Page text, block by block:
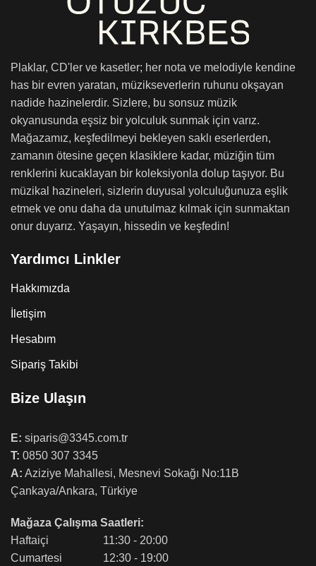
Plaklar, CD'ler ve kasetler; her nota ve melodiyle kendine
has bir evren yaratan, müzikseverlerin ruhunu okşayan
nadide hazinelerdir. Sizlere, bu sonsuz müzik
okyanusunda eşsiz bir yolculuk sunmak için varız.
Mağazamız, keşfedilmeyi bekleyen saklı eserlerden,
zamanın ötesine geçen klasiklere kadar, müziğin tüm
renklerini kucaklayan bir koleksiyonla dolup taşıyor. Bu
müzikal hazineleri, sizlerin duyusal yolculuğunuza eşlik
etmek ve onu daha da unutulmaz kılmak için sunmaktan
onur duyarız. Yaşayın, hissedin ve keşfedin!
Yardımcı Linkler
Hakkımızda
İletişim
Hesabım
Sipariş Takibi
Bize Ulaşın
E: siparis@3345.com.tr
T: 0850 307 3345
A: Aziziye Mahallesi, Mesnevi Sokağı No:11B
Çankaya/Ankara, Türkiye
Mağaza Çalışma Saatleri:
Haftaiçi
Cumartesi
11:30 - 20:00
12:30 - 19:00